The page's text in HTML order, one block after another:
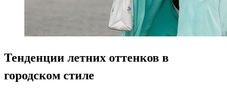
Тенденции летних оттенков в
городском стиле